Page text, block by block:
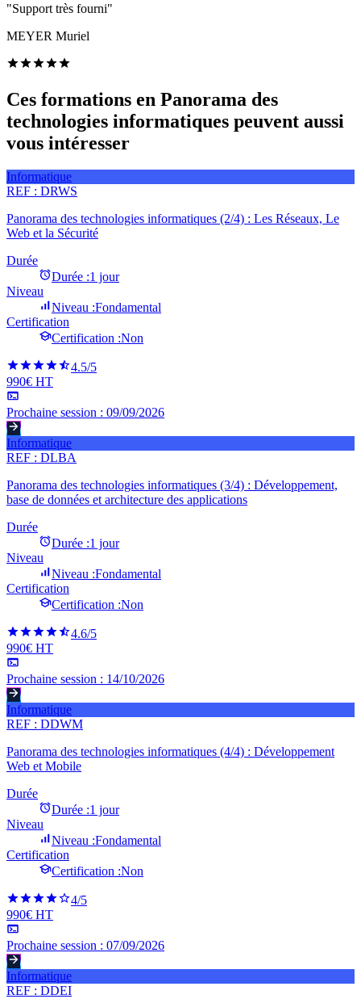
"Support très fourni"
MEYER Muriel
Ces formations en Panorama des
technologies informatiques peuvent aussi
vous intéresser
Informatique
REF : DRWS
Panorama des technologies informatiques (2/4) : Les Réseaux, Le
Web et la Sécurité
Durée
Durée :1 jour
Niveau
Niveau :Fondamental
Certification
Certification :Non
4.5/5
990€ HT
Prochaine session : 09/09/2026
Informatique
REF : DLBA
Panorama des technologies informatiques (3/4) : Développement,
base de données et architecture des applications
Durée
Durée :1 jour
Niveau
Niveau :Fondamental
Certification
Certification :Non
4.6/5
990€ HT
Prochaine session : 14/10/2026
Informatique
REF : DDWM
Panorama des technologies informatiques (4/4) : Développement
Web et Mobile
Durée
Durée :1 jour
Niveau
Niveau :Fondamental
Certification
Certification :Non
4/5
990€ HT
Prochaine session : 07/09/2026
Informatique
REF : DDEI